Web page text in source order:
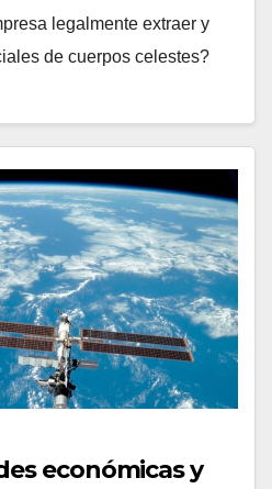
legalmente extraer y
de cuerpos celestes?
económicas y